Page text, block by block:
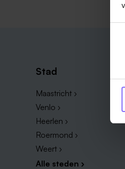
Stad
Maastricht ›
Venlo ›
Heerlen ›
Roermond ›
Weert ›
Alle steden ›